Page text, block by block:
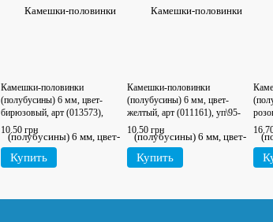
Камешки-половинки
(полубусины) 6 мм, цвет-
бирюзовый, арт (013573),
уп\95-100 шт
10.50 грн
Купить
Камешки-половинки
(полубусины) 6 мм, цвет-
желтый, арт (011161), уп\95-
100 шт
10.50 грн
Купить